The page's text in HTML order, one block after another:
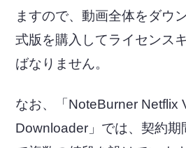
ますので、動画全体をダウ
式版を購入してライセンス
ばなりません。
なお、「NoteBurner Netflix
Downloader」では、契約期